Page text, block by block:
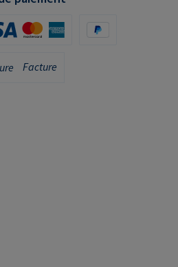
Facture
Facture